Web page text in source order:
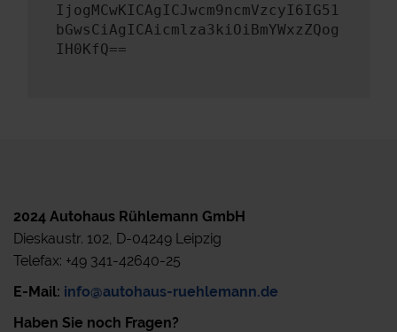
IjogMCwKICAgICJwcm9ncmVzcyI6IG51
bGwsCiAgICAicmlza3kiOiBmYWxzZQog
IH0KfQ==
2024 Autohaus Rühlemann GmbH
Dieskaustr. 102, D-04249 Leipzig
Telefax: +49 341-42640-25
E-Mail: info@autohaus-ruehlemann.de
Haben Sie noch Fragen?